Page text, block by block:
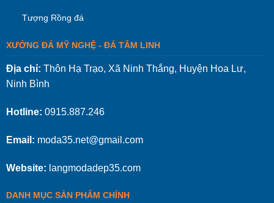
Tượng Rồng đá
XƯỞNG ĐÁ MỸ NGHỆ - ĐÁ TÂM LINH
Địa chỉ: Thôn Hạ Trạo, Xã Ninh Thắng, Huyện Hoa Lư,
Ninh Bình
Hotline: 0915.887.246
Email: moda35.net@gmail.com
Website: langmodadep35.com
DANH MỤC SẢN PHẨM CHÍNH